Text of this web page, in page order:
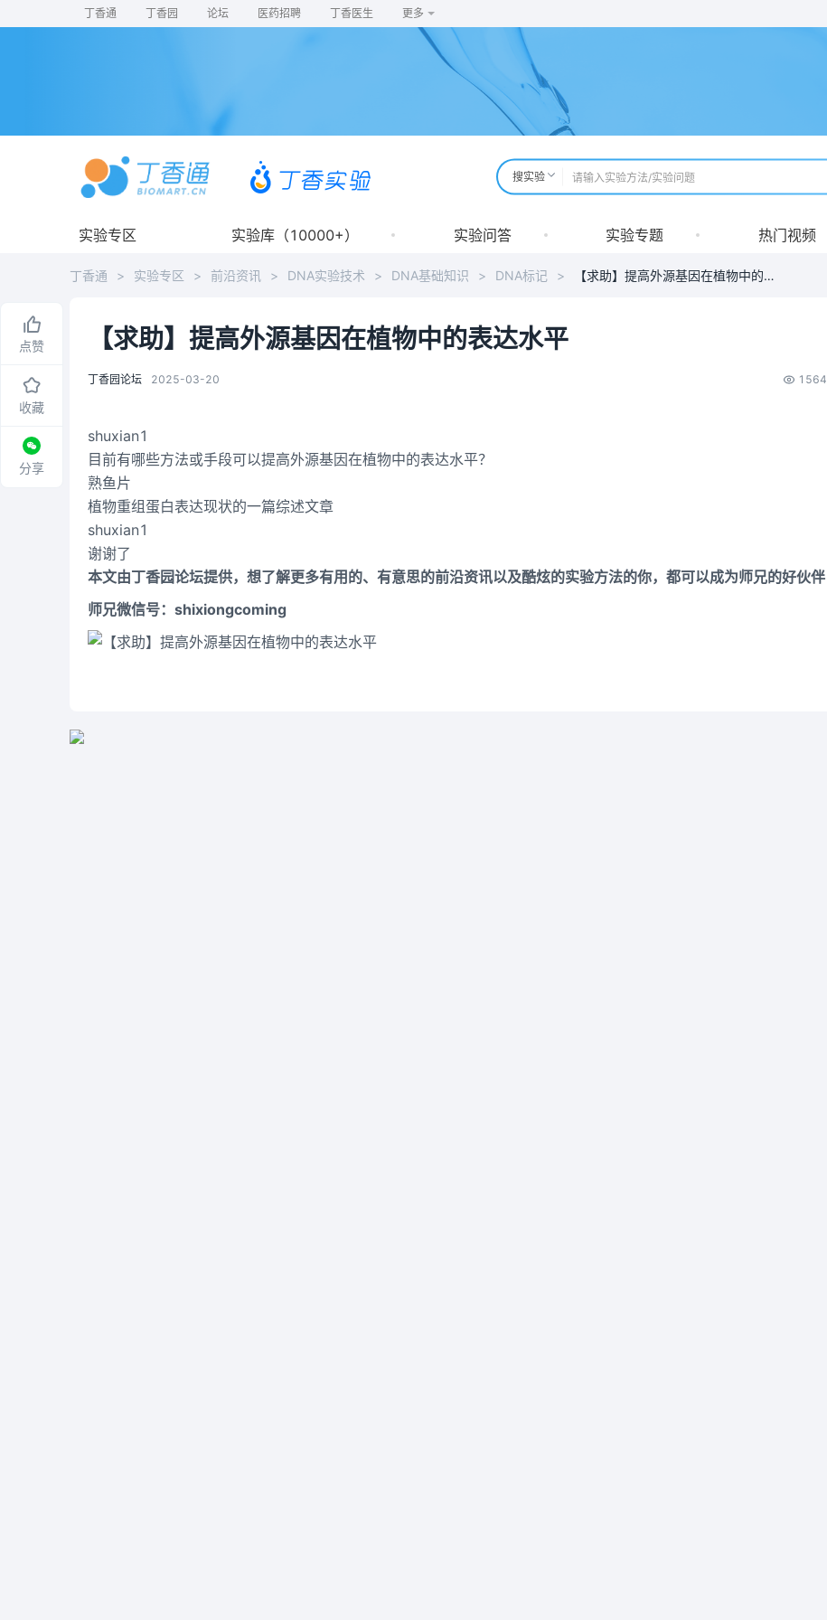
丁香通 丁香园 论坛 医药招聘 丁香医生 更多
搜实验
实验专区 实验库（10000+） 实验问答 实验专题 热门视频
丁香通 > 实验专区 > 前沿资讯 > DNA实验技术 > DNA基础知识 > DNA标记 > 【求助】提高外源基因在植物中的表达水平
点赞
收藏
分享
【求助】提高外源基因在植物中的表达水平
丁香园论坛 2025-03-20 1564
shuxian1
目前有哪些方法或手段可以提高外源基因在植物中的表达水平？
熟鱼片
植物重组蛋白表达现状的一篇综述文章
shuxian1
谢谢了
本文由丁香园论坛提供，想了解更多有用的、有意思的前沿资讯以及酷炫的实验方法的你，都可以成为师兄的好伙伴
师兄微信号：shixiongcoming